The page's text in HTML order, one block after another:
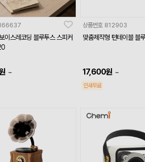
이스레코딩 블루투스 스피커
~
상품번호 812903
맞춤제작형 턴테이블 블
17,600원 ~
인쇄무료